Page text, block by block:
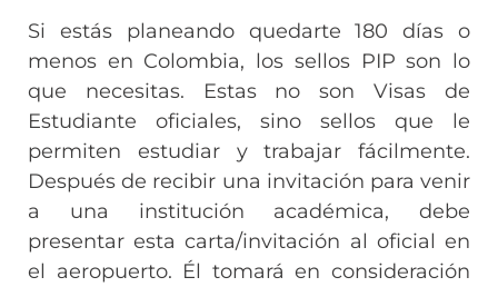
Si estás planeando quedarte 180 días o
menos en Colombia, los sellos PIP son lo
que necesitas. Estas no son Visas de
Estudiante oficiales, sino sellos que le
permiten estudiar y trabajar fácilmente.
Después de recibir una invitación para venir
a una institución académica, debe
presentar esta carta/invitación al oficial en
el aeropuerto. Él tomará en consideración